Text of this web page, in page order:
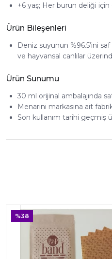
+6 yaş; Her burun deliği
Ürün Bileşenleri
Deniz suyunun %96.5’ini
ve hayvansal canlılar
Ürün Sunumu
30 ml orijinal ambalajında
Menarini markasına ait
Son kullanım tarihi geçmiş
%38